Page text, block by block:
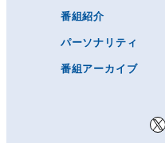
番組紹介
パーソナリティ
番組アーカイブ
X